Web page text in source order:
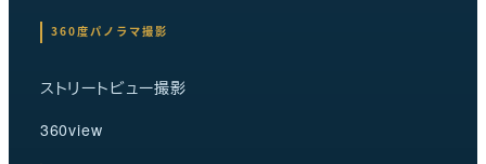
360度パノラマ撮影
ストリートビュー撮影
360view